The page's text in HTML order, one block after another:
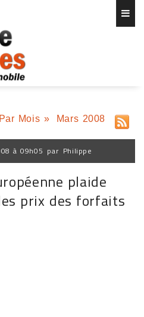
Par Mois » Mars 2008
à 09h05 par Philippe
plaide
prix des forfaits